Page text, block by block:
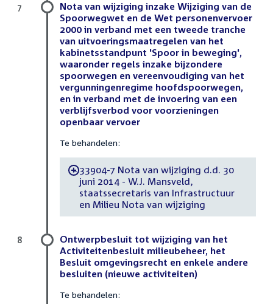
Nota van wijziging inzake Wijziging van de
Spoorwegwet en de Wet personenvervoer
2000 in verband met een tweede tranche
van uitvoeringsmaatregelen van het
kabinetsstandpunt 'Spoor in beweging',
waaronder regels inzake bijzondere
spoorwegen en vereenvoudiging van het
vergunningenregime hoofdspoorwegen,
en in verband met de invoering van een
verblijfsverbod voor voorzieningen
openbaar vervoer
Te behandelen:
-33904-7 Nota van wijziging d.d. 30
juni 2014 - W.J. Mansveld,
staatssecretaris van Infrastructuur
en Milieu Nota van wijziging
7
Ontwerpbesluit tot wijziging van het
Activiteitenbesluit milieubeheer, het
Besluit omgevingsrecht en enkele andere
besluiten (nieuwe activiteiten)
Te behandelen:
8